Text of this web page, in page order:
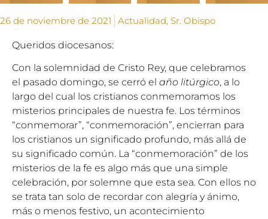
26 de noviembre de 2021 Actualidad, Sr. Obispo
Queridos diocesanos:
Con la solemnidad de Cristo Rey, que celebramos
el pasado domingo, se cerró el año litúrgico, a lo
largo del cual los cristianos conmemoramos los
misterios principales de nuestra fe. Los términos
“conmemorar”, “conmemoración”, encierran para
los cristianos un significado profundo, más allá de
su significado común. La “conmemoración” de los
misterios de la fe es algo más que una simple
celebración, por solemne que esta sea. Con ellos no
se trata tan solo de recordar con alegría y ánimo,
más o menos festivo, un acontecimiento